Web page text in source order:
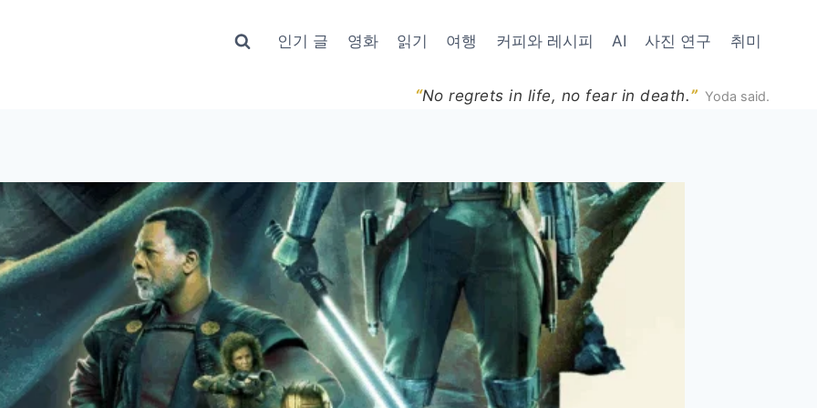
인기 글 영화 읽기 여행 커피와 레시피 AI 사진 연구 취미
“No regrets in life, no fear in death.” Yoda said.